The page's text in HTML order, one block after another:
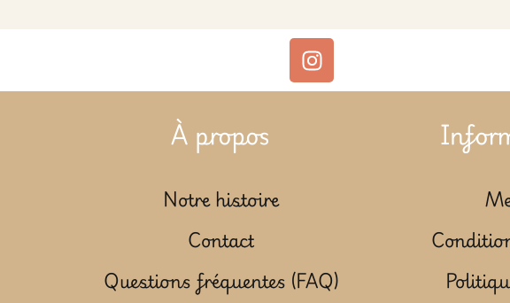
À propos
Notre histoire
Contact
Questions fréquentes (FAQ)